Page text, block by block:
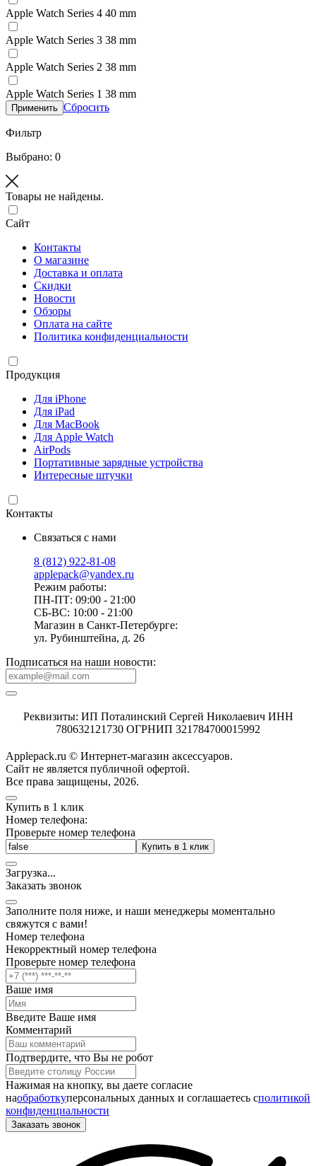
Apple Watch Series 4 40 mm
Apple Watch Series 3 38 mm
Apple Watch Series 2 38 mm
Apple Watch Series 1 38 mm
Применить Сбросить
Фильтр
Выбрано: 0
Товары не найдены.
Сайт
Контакты
О магазине
Доставка и оплата
Скидки
Новости
Обзоры
Оплата на сайте
Политика конфиденциальности
Продукция
Для iPhone
Для iPad
Для MacBook
Для Apple Watch
AirPods
Портативные зарядные устройства
Интересные штучки
Контакты
Связаться с нами
8 (812) 922-81-08
applepack@yandex.ru
Режим работы:
ПН-ПТ: 09:00 - 21:00
СБ-ВС: 10:00 - 21:00
Магазин в Санкт-Петербурге:
ул. Рубинштейна, д. 26
Подписаться на наши новости:
Реквизиты: ИП Поталинский Сергей Николаевич ИНН
780632121730 ОГРНИП 321784700015992
Applepack.ru © Интернет-магазин аксессуаров.
Cайт не является публичной офертой.
Все права защищены, 2026.
Купить в 1 клик
Номер телефона:
Проверьте номер телефона
Купить в 1 клик
Загрузка...
Заказать звонок
Заполните поля ниже, и наши менеджеры моментально
свяжутся с вами!
Номер телефона
Некорректный номер телефона
Проверьте номер телефона
Ваше имя
Введите Ваше имя
Комментарий
Подтвердите, что Вы не робот
Нажимая на кнопку, вы даете согласие
наобработкуперсональных данных и соглашаетесь cполитикой
конфиденциальности
Заказать звонок